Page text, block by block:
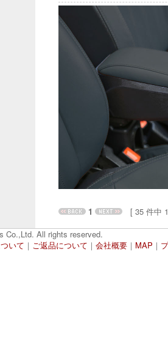
1
[ 35 件中 1
Co.,Ltd. All rights reserved.
いて ｜ ご返品について ｜ 会社概要 ｜ MAP ｜